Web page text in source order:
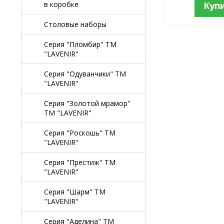
в коробке
Столовые наборы
Серия "Пломбир" TM
"LAVENIR"
Серия "Одуванчики" TM
"LAVENIR"
Серия "Золотой мрамор"
TM "LAVENIR"
Серия "Роскошь" TM
"LAVENIR"
Серия "Престиж" ТМ
"LAVENIR"
Серия "Шарм" ТМ
"LAVENIR"
Серия "Аделина" TM